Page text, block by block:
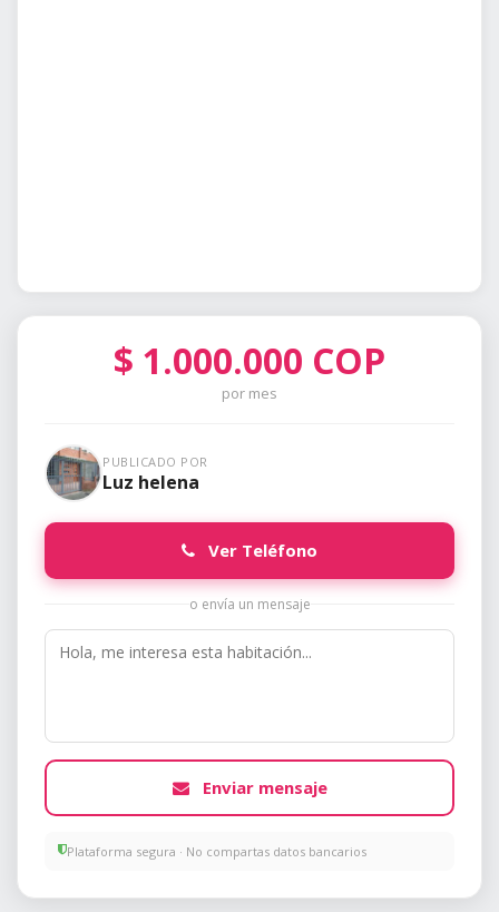
$ 1.000.000 COP
por mes
PUBLICADO POR
Luz helena
Ver Teléfono
o envía un mensaje
Enviar mensaje
Plataforma segura · No compartas datos bancarios